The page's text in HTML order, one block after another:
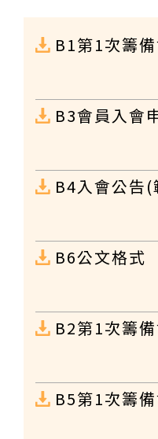
B1第1次籌
B3會員入會
B4入會公告(
B6公文格式
B2第1次籌
B5第1次籌